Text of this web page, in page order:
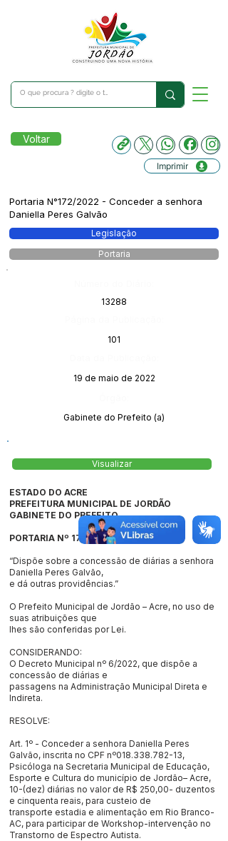
Voltar
Imprimir
Portaria N°172/2022 - Conceder a senhora
Daniella Peres Galvão
Legislação
Portaria
13288
101
19 de maio de 2022
Gabinete do Prefeito (a)
Visualizar
ESTADO DO ACRE
PREFEITURA MUNICIPAL DE JORDÃO
GABINETE DO PREFEITO
PORTARIA Nº 172/2022
“Dispõe sobre a concessão de diárias a senhora
Daniella Peres Galvão,
e dá outras providências.”
O Prefeito Municipal de Jordão – Acre, no uso de
suas atribuições que
lhes são conferidas por Lei.
CONSIDERANDO:
O Decreto Municipal nº 6/2022, que dispõe a
concessão de diárias e
passagens na Administração Municipal Direta e
Indireta.
RESOLVE:
Art. 1º - Conceder a senhora Daniella Peres
Galvão, inscrita no CPF nº018.338.782-13,
Psicóloga na Secretaria Municipal de Educação,
Esporte e Cultura do município de Jordão– Acre,
10-(dez) diárias no valor de R$ 250,00- duzentos
e cinquenta reais, para custeio de
transporte estadia e alimentação em Rio Branco-
AC, para participar de Workshop-intervenção no
Transtorno de Espectro Autista.